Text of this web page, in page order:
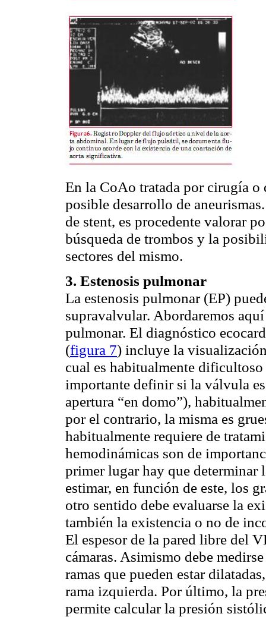
En la CoAo tratada por cirugía
posible desarrollo de
de stent, es procedente valorar
búsqueda de trombos y la
sectores del mismo.
3. Estenosis pulmonar
La estenosis pulmonar (EP)
supravalvular. Abordaremos
pulmonar. El diagnóstico
(figura 7) incluye la
cual es habitualmente
importante definir si la válvula
apertura “en domo”),
por el contrario, la misma es
habitualmente requiere de
hemodinámicas son de
primer lugar hay que
estimar, en función de este, los
otro sentido debe evaluarse la
también la existencia o no de
El espesor de la pared libre del
cámaras. Asimismo debe
ramas que pueden estar
rama izquierda. Por último, la
permite calcular la presión